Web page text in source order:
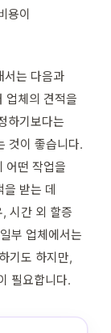
용이
서는 다음과
업체의 견적을
하기보다는
것이 좋습니다.
어떤 작업을
을 받는 데
시간 외 할증
부 업체에서는
기도 하지만,
필요합니다.